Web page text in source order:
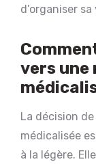
d’organiser
vers une
La décision
médicalisée
à la légère.